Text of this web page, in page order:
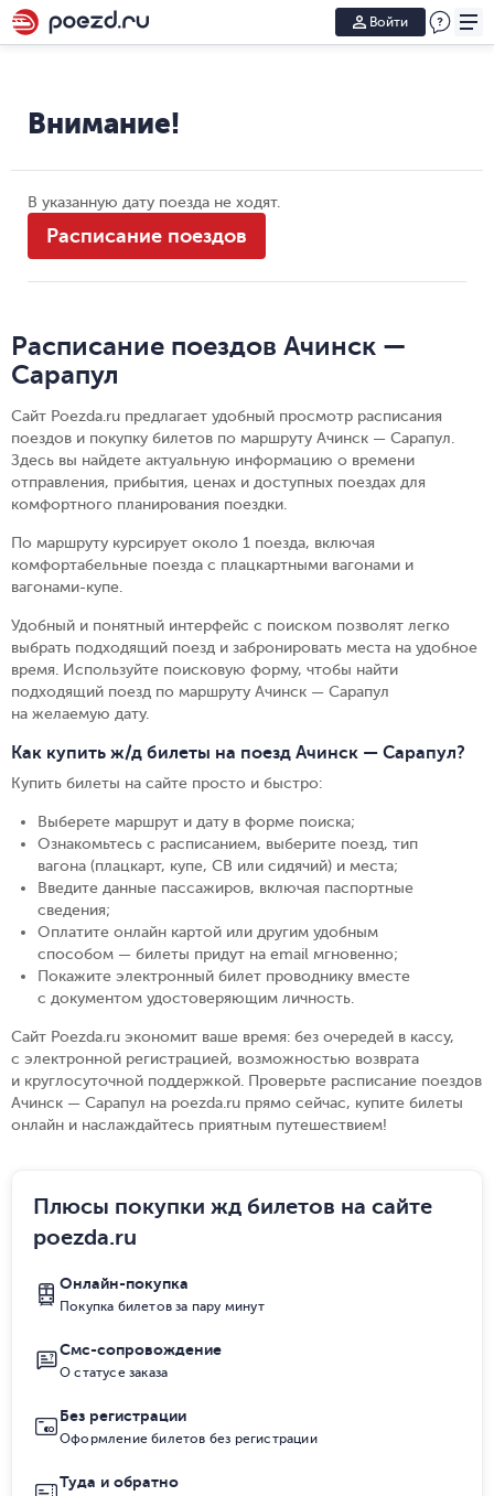
Войти
Внимание!
В указанную дату поезда не ходят.
Расписание поездов
Расписание поездов Ачинск —
Сарапул
Сайт Poezda.ru предлагает удобный просмотр расписания
поездов и покупку билетов по маршруту Ачинск — Сарапул.
Здесь вы найдете актуальную информацию о времени
отправления, прибытия, ценах и доступных поездах для
комфортного планирования поездки.
По маршруту курсирует около 1 поезда, включая
комфортабельные поезда с плацкартными вагонами и
вагонами-купе.
Удобный и понятный интерфейс с поиском позволят легко
выбрать подходящий поезд и забронировать места на удобное
время. Используйте поисковую форму, чтобы найти
подходящий поезд по маршруту Ачинск — Сарапул
на желаемую дату.
Как купить ж/д билеты на поезд Ачинск — Сарапул?
Купить билеты на сайте просто и быстро:
Выберете маршрут и дату в форме поиска;
Ознакомьтесь с расписанием, выберите поезд, тип
вагона (плацкарт, купе, СВ или сидячий) и места;
Введите данные пассажиров, включая паспортные
сведения;
Оплатите онлайн картой или другим удобным
способом — билеты придут на email мгновенно;
Покажите электронный билет проводнику вместе
с документом удостоверяющим личность.
Сайт Poezda.ru экономит ваше время: без очередей в кассу,
с электронной регистрацией, возможностью возврата
и круглосуточной поддержкой. Проверьте расписание поездов
Ачинск — Сарапул на poezda.ru прямо сейчас, купите билеты
онлайн и наслаждайтесь приятным путешествием!
Плюсы покупки жд билетов на сайте
poezda.ru
Онлайн-покупка
Покупка билетов за пару минут
Смс-сопровождение
О статусе заказа
Без регистрации
Оформление билетов без регистрации
Туда и обратно